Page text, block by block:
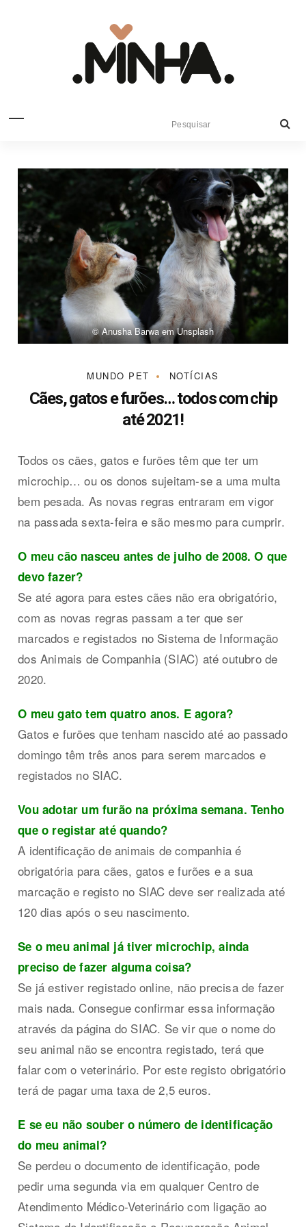
© Anusha Barwa em Unsplash
MUNDO PET NOTÍCIAS
Cães, gatos e furões… todos com chip
até 2021!
Todos os cães, gatos e furões têm que ter um
microchip… ou os donos sujeitam-se a uma multa
bem pesada. As novas regras entraram em vigor
na passada sexta-feira e são mesmo para cumprir.
O meu cão nasceu antes de julho de 2008. O que
devo fazer?
Se até agora para estes cães não era obrigatório,
com as novas regras passam a ter que ser
marcados e registados no Sistema de Informação
dos Animais de Companhia (SIAC) até outubro de
2020.
O meu gato tem quatro anos. E agora?
Gatos e furões que tenham nascido até ao passado
domingo têm três anos para serem marcados e
registados no SIAC.
Vou adotar um furão na próxima semana. Tenho
que o registar até quando?
A identificação de animais de companhia é
obrigatória para cães, gatos e furões e a sua
marcação e registo no SIAC deve ser realizada até
120 dias após o seu nascimento.
Se o meu animal já tiver microchip, ainda
preciso de fazer alguma coisa?
Se já estiver registado online, não precisa de fazer
mais nada. Consegue confirmar essa informação
através da página do SIAC. Se vir que o nome do
seu animal não se encontra registado, terá que
falar com o veterinário. Por este registo obrigatório
terá de pagar uma taxa de 2,5 euros.
E se eu não souber o número de identificação
do meu animal?
Se perdeu o documento de identificação, pode
pedir uma segunda via em qualquer Centro de
Atendimento Médico-Veterinário com ligação ao